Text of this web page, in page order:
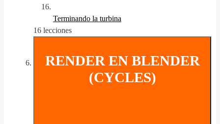
Terminando la turbina
16 lecciones
RENDER EN BLENDER
(CYCLES)